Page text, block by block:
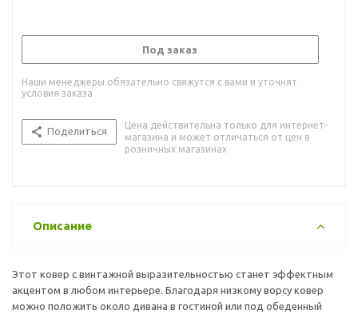
Под заказ
Наши менеджеры обязательно свяжутся с вами и уточнят
условия заказа
Поделиться
Цена действительна только для интернет-
магазина и может отличаться от цен в
розничных магазинах
Описание
Этот ковер с винтажной выразительностью станет эффектным
акцентом в любом интерьере. Благодаря низкому ворсу ковер
можно положить около дивана в гостиной или под обеденный